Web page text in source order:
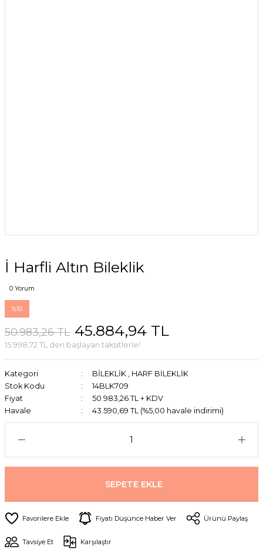
İ Harfli Altın Bileklik
0 Yorum
%10
50.983,26 TL 45.884,94 TL
15.998,72 TL den başlayan taksitlerle!
Kategori BİLEKLİK , HARF BİLEKLİK
Stok Kodu
14BLK709
Fiyat
50.983,26 TL + KDV
Havale
43.590,69 TL (%5,00 havale indirimi)
SEPETE EKLE
Fiyatı Düşünce Haber Ver Ürünü Paylaş
Tavsiye Et Karşılaştır